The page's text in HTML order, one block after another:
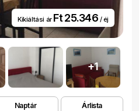
Kikiáltási ár Ft 25.346 / éj
+1
Naptár Árlista